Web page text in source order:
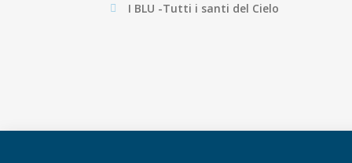
I BLU -Tutti i santi del Cielo